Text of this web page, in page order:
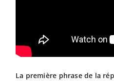
La première phrase de la